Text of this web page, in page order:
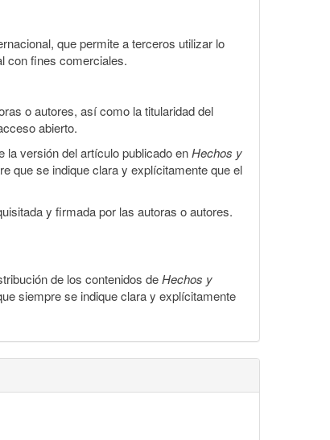
que permite a terceros utilizar lo
con fines comerciales.
o autores, así como la titularidad del
abierto.
la versión del artículo publicado enHechos y
que se indique clara y explícitamente que el
y firmada por las autoras o autores.
de los contenidos deHechos y
siempre se indique clara y explícitamente